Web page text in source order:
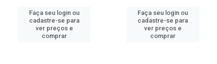
Faça seu login ou
cadastre-se para
ver preços e
comprar
Faça seu login ou
cadastre-se para
ver preços e
comprar